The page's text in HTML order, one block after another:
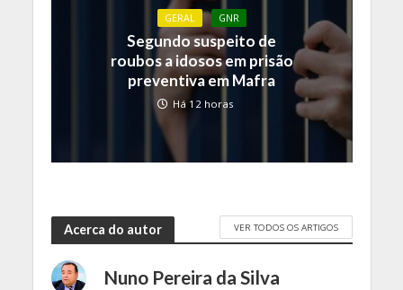
GERAL GNR
Segundo suspeito de
roubos a idosos em prisão
preventiva em Mafra
Há 12 horas
Acerca do autor VER TODOS OS ARTIGOS
Nuno Pereira da Silva